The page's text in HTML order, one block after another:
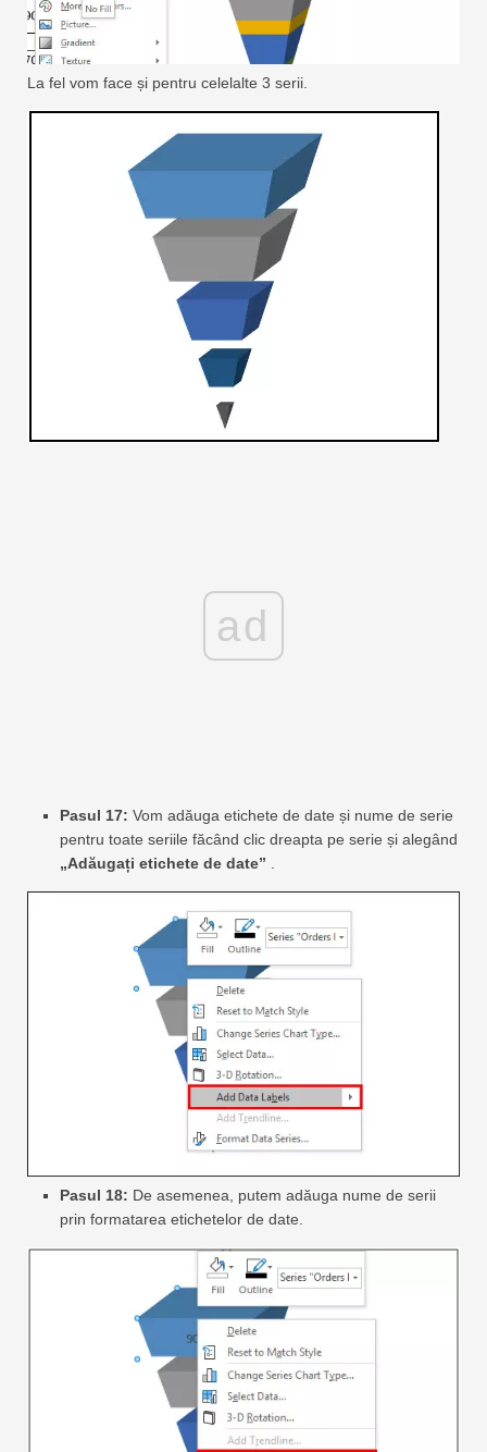
La fel vom face și pentru celelalte 3 serii.
ad
Pasul 17: Vom adăuga etichete de date și nume de serie
pentru toate seriile făcând clic dreapta pe serie și alegând
„Adăugați etichete de date”
Pasul 18: De asemenea, putem adăuga nume de serii
prin formatarea etichetelor de date.